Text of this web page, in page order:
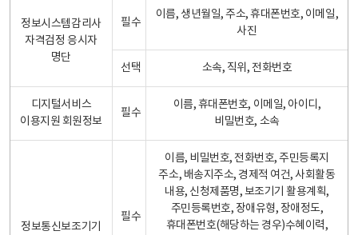
정보시스템감리사
자격검정 응시자
명단
필수
이름, 생년월일, 주소, 휴대폰번호, 이메일,
사진
선택 소속, 직위, 전화번호
디지털서비스
이용지원 회원정보
필수
이름, 휴대폰번호, 이메일, 아이디,
비밀번호, 소속
정보통신보조기기
필수
이름, 비밀번호, 전화번호, 주민등록지
주소, 배송지주소, 경제적 여건, 사회활동
내용, 신청제품명, 보조기기 활용계획,
주민등록번호, 장애유형, 장애정도,
휴대폰번호(해당하는 경우)수혜이력,